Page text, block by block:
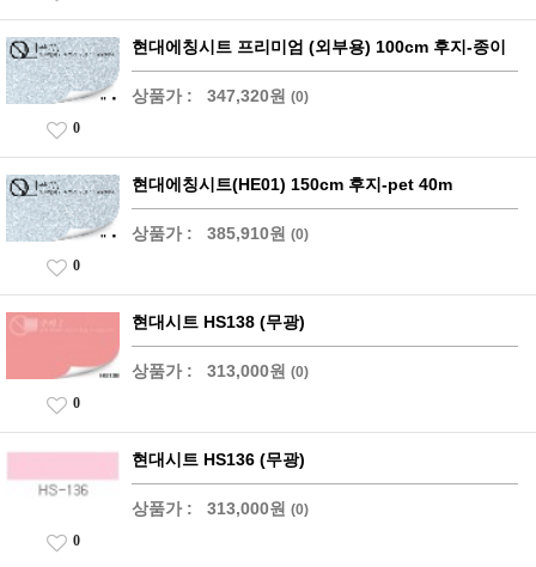
현대에칭시트 프리미엄 (외부용) 100cm 후지-종이
상품가 : 347,320원 (0)
0
현대에칭시트(HE01) 150cm 후지-pet 40m
상품가 : 385,910원 (0)
0
현대시트 HS138 (무광)
상품가 : 313,000원 (0)
0
현대시트 HS136 (무광)
상품가 : 313,000원 (0)
0